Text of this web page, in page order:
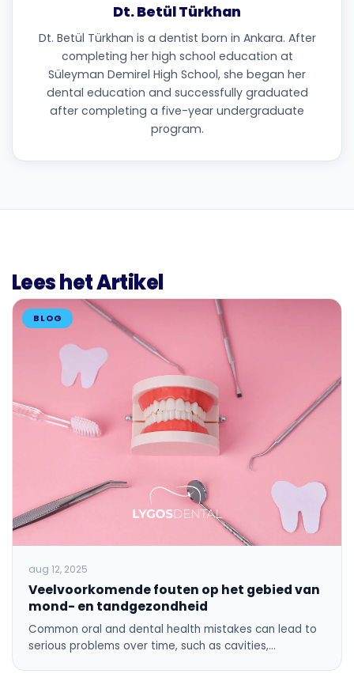
Dt. Betül Türkhan
Dt. Betül Türkhan is a dentist born in Ankara. After
completing her high school education at
Süleyman Demirel High School, she began her
dental education and successfully graduated
after completing a five-year undergraduate
program.
Lees het Artikel
BLOG
aug 12, 2025
Veelvoorkomende fouten op het gebied van
mond- en tandgezondheid
Common oral and dental health mistakes can lead to
serious problems over time, such as cavities,…